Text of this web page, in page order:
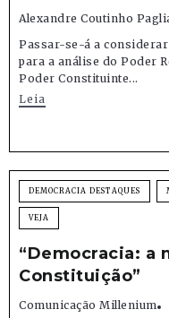
Alexandre Coutinho
Passar-se-á a
para a análise do Poder
Poder Constituinte...
Leia
DEMOCRACIA DESTAQUES
VEJA
“Democracia: a
Constituição”
Comunicação Millenium